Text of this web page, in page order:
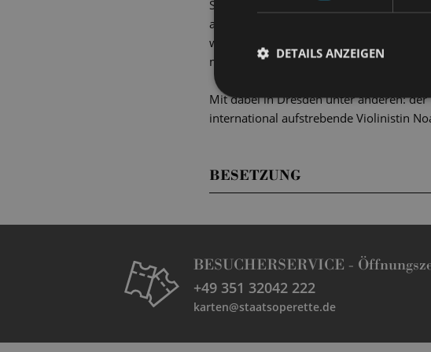
Staatsoperette und dem Dirigenten Ralf
aus drei Jahrhunderten zu einem
wird Sven Helbig den Abend
musikalischen Geschichten erzählen.
Mit dabei in Dresden unter anderen:
international aufstrebende Violinistin
BESETZUNG
BESUCHERSERVICE -
+49 351 32042 222
karten@staatsoperette.de
DETAILS ANZEIGEN